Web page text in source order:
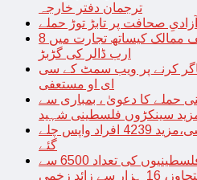
ترجمان دفتر خارجہ
صحافت پر تابڑ توڑ حملے
پاکستان کی چین سمیت مختلف ممالک کیساتھ تجارت میں 8
ارب ڈالر کی گڑبڑ
کرنے پر ویب سمٹ کے سی
ای او مستعفی
حملے کا دعویٰ ، بمباری سے
سینکڑوں فلسطینی شہید
افغان شہریوں کی وطن واپسی،مزید 4239 افراد واپس چلے
گئے
اسرائیلی بمباری سے شہید فلسطینیوں کی تعداد 6500 سے
16 ہزار سے زائد زخمی